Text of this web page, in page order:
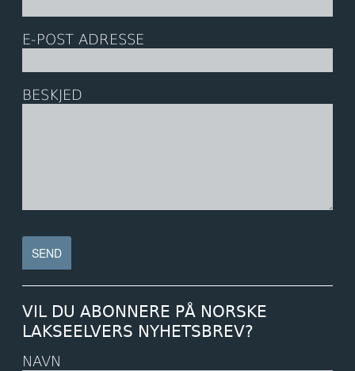
E-POST ADRESSE
BESKJED
VIL DU ABONNERE PÅ NORSKE
LAKSEELVERS NYHETSBREV?
NAVN